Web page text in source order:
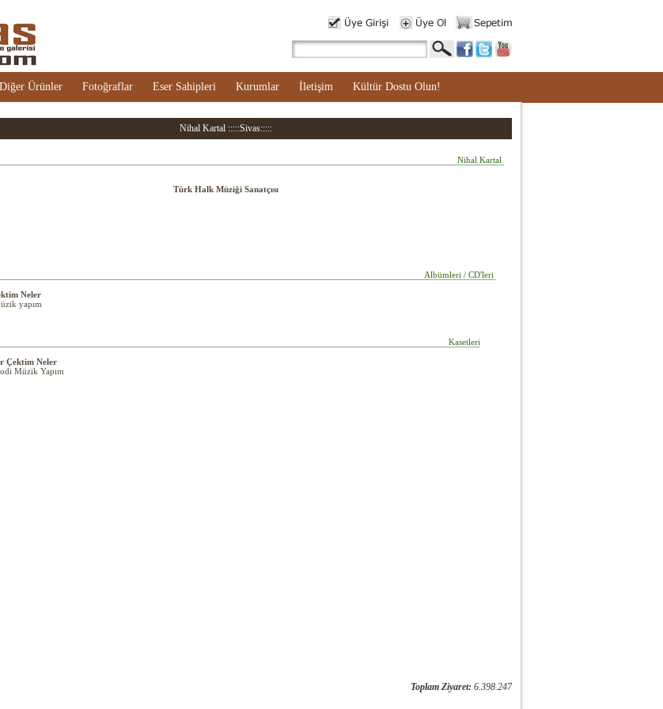
Diğer Ürünler Fotoğraflar Eser Sahipleri Kurumlar İletişim Kültür Dostu Olun!
Nihal Kartal :::::Sivas:::::
Nihal Kartal
Türk Halk Müziği Sanatçısı
Albümleri / CD'leri
Neler
yapım
Kasetleri
Çektim Neler
Müzik Yapım
Toplam Ziyaret: 6.398.247